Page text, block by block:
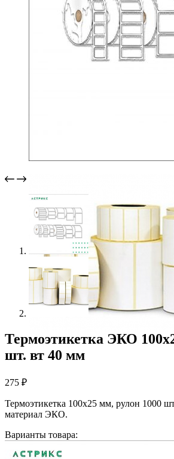
Термоэтикетка ЭКО
шт. вт 40 мм
275 ₽
Термоэтикетка 100х25 мм, рулон 1000
материал ЭКО.
Варианты товара: